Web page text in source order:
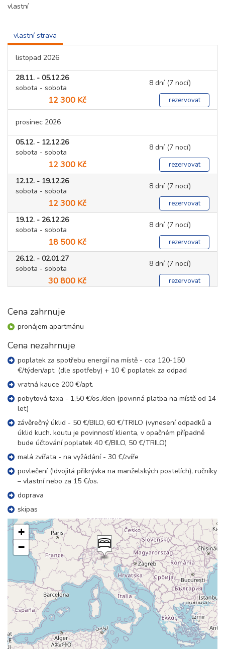
vlastní
vlastní strava
listopad 2026
28.11. - 05.12.26
sobota - sobota
8 dní (7 nocí)
12 300 Kč rezervovat
prosinec 2026
05.12. - 12.12.26
sobota - sobota
8 dní (7 nocí)
12 300 Kč rezervovat
12.12. - 19.12.26
sobota - sobota
8 dní (7 nocí)
12 300 Kč rezervovat
19.12. - 26.12.26
sobota - sobota
8 dní (7 nocí)
18 500 Kč rezervovat
26.12. - 02.01.27
sobota - sobota
8 dní (7 nocí)
30 800 Kč rezervovat
02.01. - 09.01.27
sobota - sobota
18 500 Kč
09.01. - 16.01.27
sobota - sobota
8 dní (7 nocí)
14 800 Kč
16.01. - 23.01.27
sobota - sobota
14 800 Kč rezervovat
23.01. - 30.01.27
sobota - sobota
8 dní (7 nocí)
21 000 Kč
30.01. - 06.02.27
únor 2027
06.02. - 13.02.27
sobota - sobota
8 dní (7 nocí)
21 000 Kč rezervovat
13.02. - 20.02.27
sobota - sobota
8 dní (7 nocí)
21 000 Kč rezervovat
20.02. - 27.02.27
sobota - sobota
8 dní (7 nocí)
21 000 Kč rezervovat
Cena zahrnuje
pronájem apartmánu
Cena nezahrnuje
poplatek za spotřebu energií na místě - cca 120-150
€/týden/apt. (dle spotřeby) + 10 € poplatek za odpad
vratná kauce 200 €/apt.
pobytová taxa - 1,50 €/os./den (povinná platba na místě od 14
let)
závěrečný úklid - 50 €/BILO, 60 €/TRILO (vynesení odpadků a
úklid kuch. koutu je povinností klienta, v opačném případně
bude účtování poplatek 40 €/BILO, 50 €/TRILO)
malá zvířata - na vyžádání - 30 €/zvíře
povlečení (!dvojitá přikrývka na manželských postelích), ručníky
– vlastní nebo za 15 €/os.
doprava
skipas
+
−